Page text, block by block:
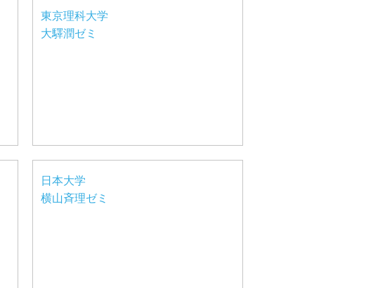
東京理科大学
大驛潤ゼミ
日本大学
横山斉理ゼミ